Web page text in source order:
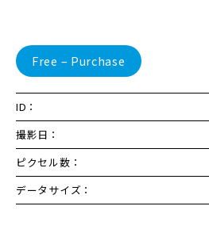
Free – Purchase
ID：
撮影日：
ピクセル数：
データサイズ：